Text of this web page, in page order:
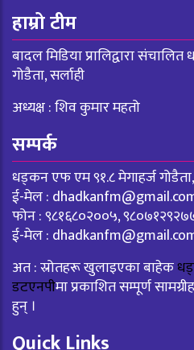
हाम्रो टीम
बादल मिडिया प्रालिद्वारा
गोडैता, सर्लाही
अध्यक्ष : शिव कुमार महतो
सम्पर्क
धड्कन एफ एम ९१.८ मेगाहर्ज गोडैता,
ई-मेल :
फोन : ९८१६८०२००५,
ई-मेल :
अत : स्रोतहरू खुलाइएका बाहेक
डटएनपीमा प्रकाशित सम्पूर्ण
हुन् ।